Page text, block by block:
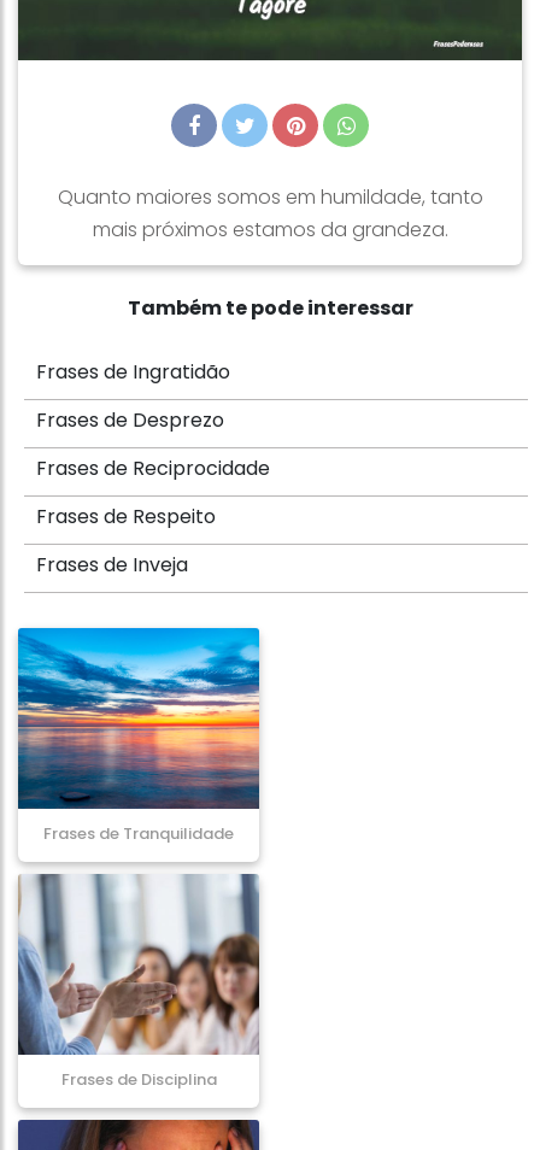
Quanto maiores somos em humildade, tanto
mais próximos estamos da grandeza.
Também te pode interessar
Frases de Ingratidão
Frases de Desprezo
Frases de Reciprocidade
Frases de Respeito
Frases de Inveja
Frases de Tranquilidade
Frases de Disciplina